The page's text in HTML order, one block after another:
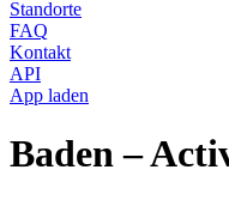
Standorte
FAQ
Kontakt
API
App laden
Baden –